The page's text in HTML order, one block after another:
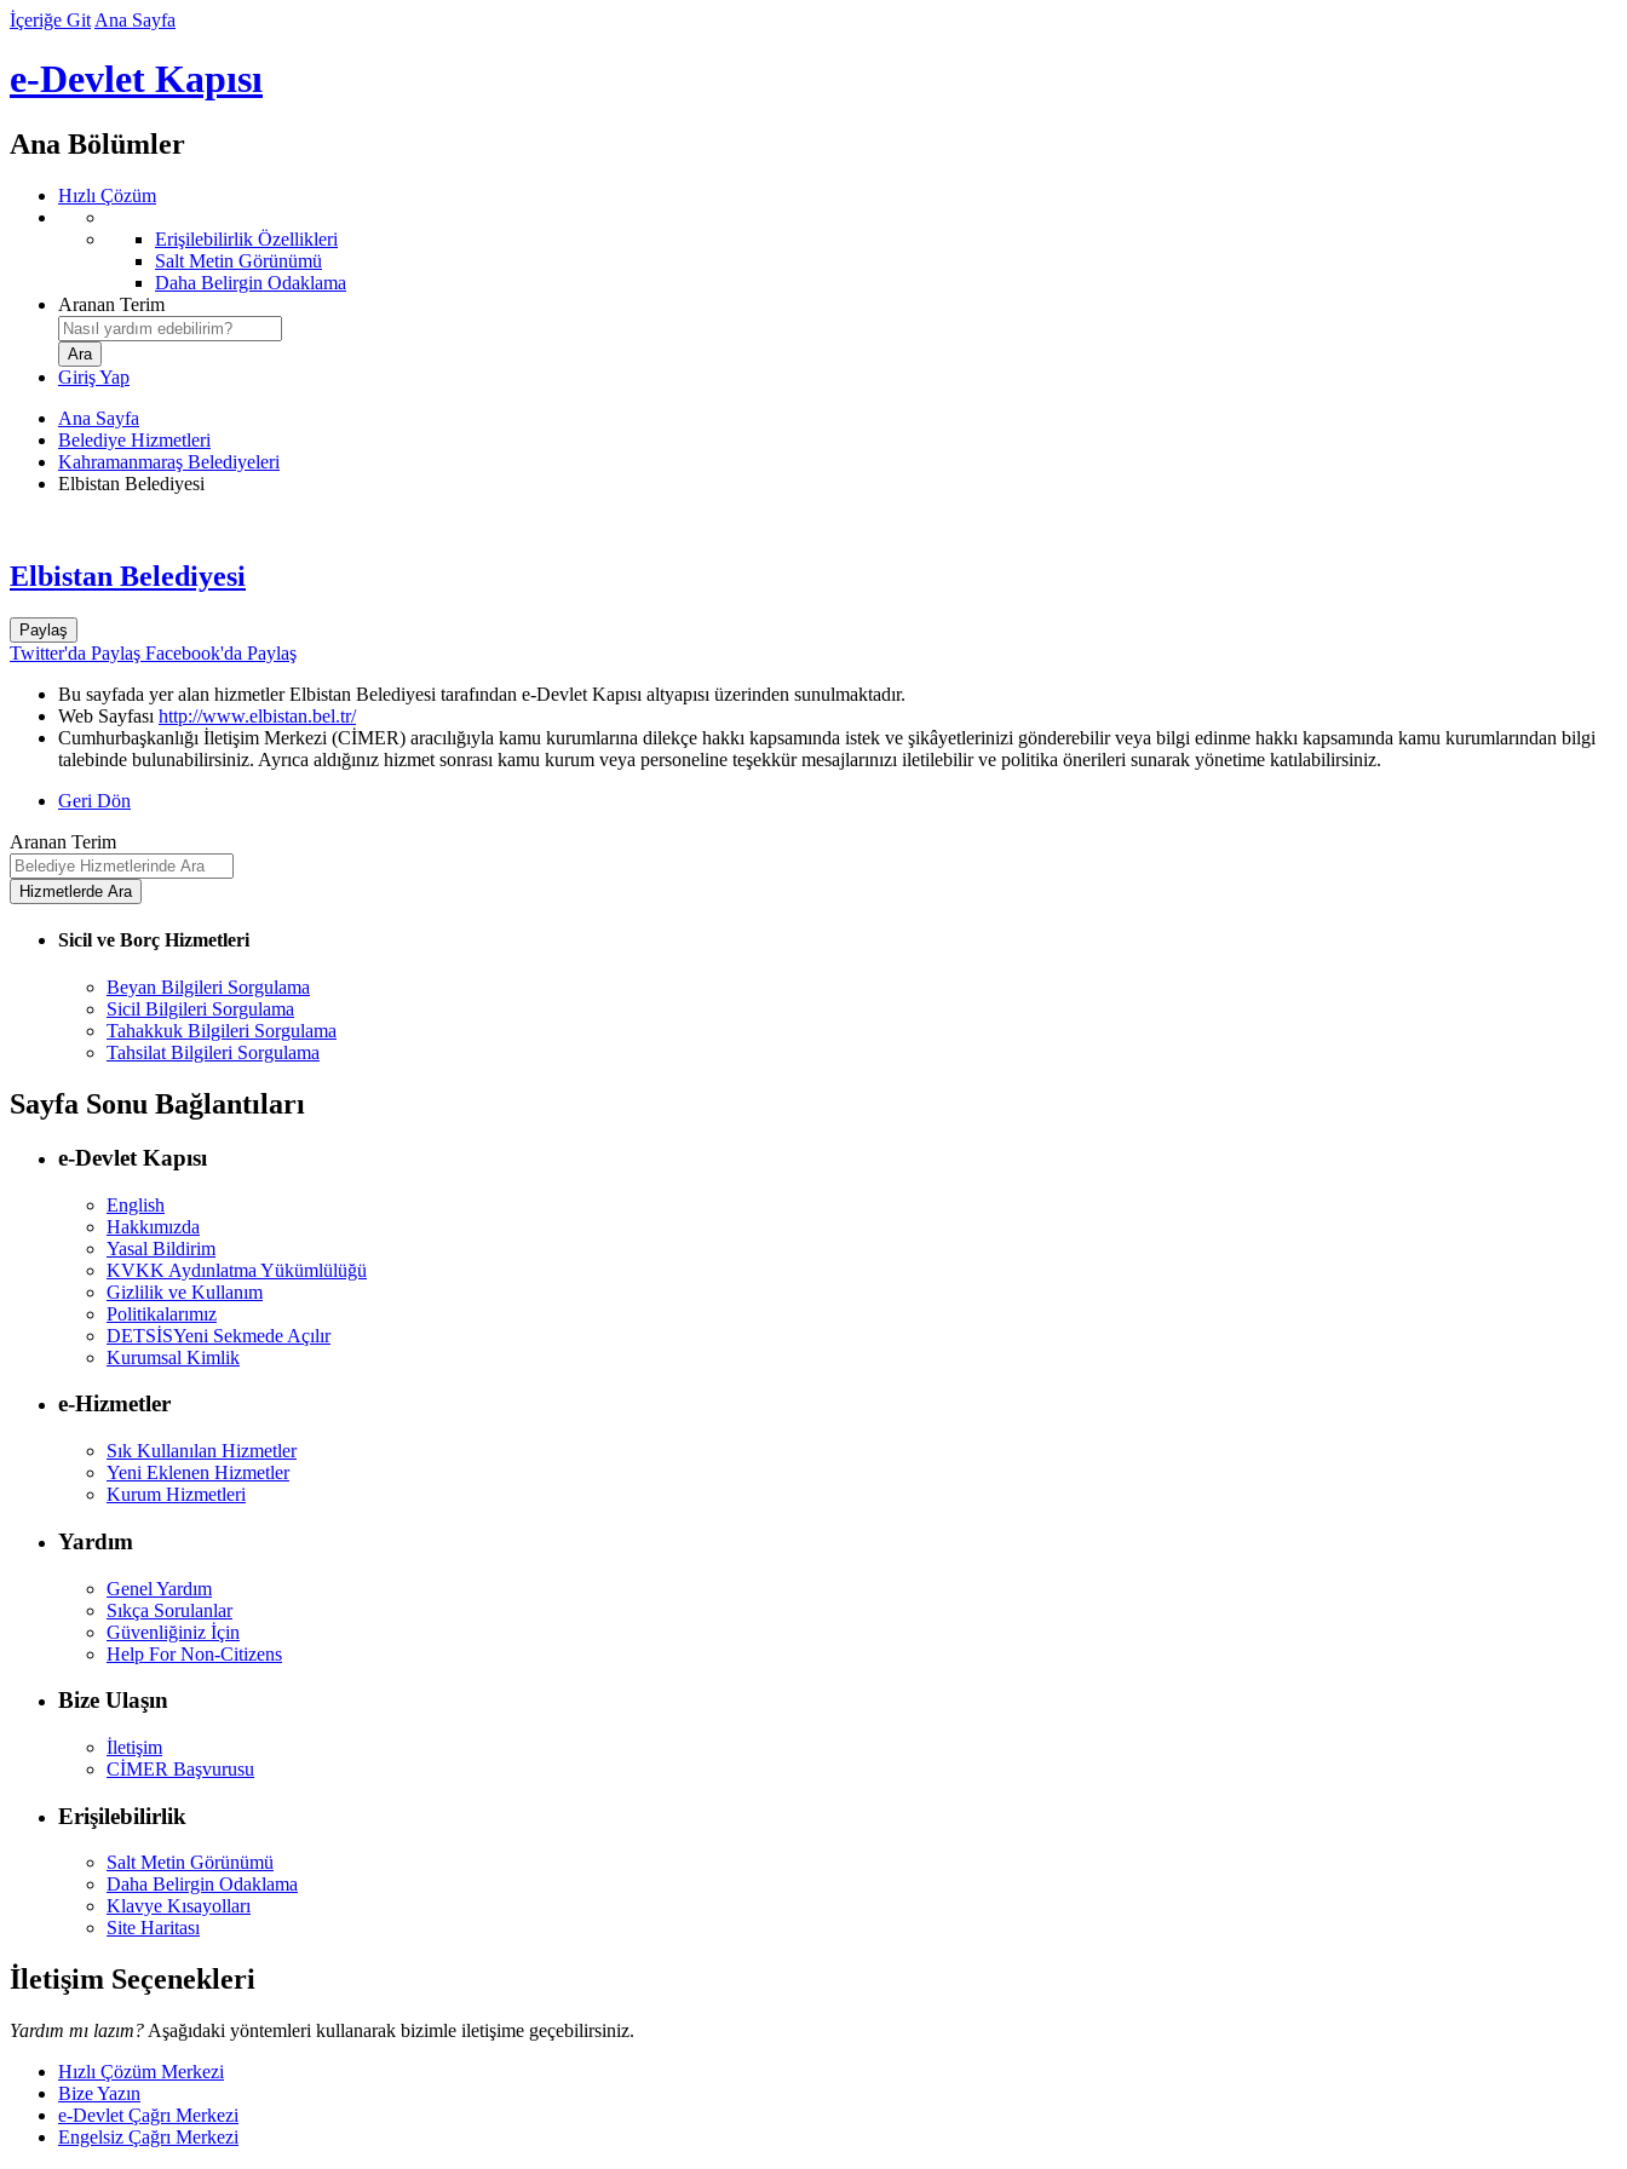
İçeriğe Git Ana Sayfa
e-Devlet Kapısı
Ana Bölümler
Hızlı Çözüm
Erişilebilirlik Özellikleri
Salt Metin Görünümü
Daha Belirgin Odaklama
Aranan Terim
Giriş Yap
Ana Sayfa
Belediye Hizmetleri
Kahramanmaraş Belediyeleri
Elbistan Belediyesi
Elbistan Belediyesi
Paylaş
Twitter'da Paylaş Facebook'da Paylaş
Bu sayfada yer alan hizmetler Elbistan Belediyesi tarafından e-Devlet Kapısı altyapısı üzerinden sunulmaktadır.
Web Sayfası http://www.elbistan.bel.tr/
Cumhurbaşkanlığı İletişim Merkezi (CİMER) aracılığıyla kamu kurumlarına dilekçe hakkı kapsamında istek ve şikâyetlerinizi gönderebilir veya bilgi edinme hakkı kapsamında kamu kurumlarından bilgi
talebinde bulunabilirsiniz. Ayrıca aldığınız hizmet sonrası kamu kurum veya personeline teşekkür mesajlarınızı iletilebilir ve politika önerileri sunarak yönetime katılabilirsiniz.
Geri Dön
Aranan Terim
Sicil ve Borç Hizmetleri
Beyan Bilgileri Sorgulama
Sicil Bilgileri Sorgulama
Tahakkuk Bilgileri Sorgulama
Tahsilat Bilgileri Sorgulama
Sayfa Sonu Bağlantıları
e-Devlet Kapısı
English
Hakkımızda
Yasal Bildirim
KVKK Aydınlatma Yükümlülüğü
Gizlilik ve Kullanım
Politikalarımız
DETSİSYeni Sekmede Açılır
Kurumsal Kimlik
e-Hizmetler
Sık Kullanılan Hizmetler
Yeni Eklenen Hizmetler
Kurum Hizmetleri
Yardım
Genel Yardım
Sıkça Sorulanlar
Güvenliğiniz İçin
Help For Non-Citizens
Bize Ulaşın
İletişim
CİMER Başvurusu
Erişilebilirlik
Salt Metin Görünümü
Daha Belirgin Odaklama
Klavye Kısayolları
Site Haritası
İletişim Seçenekleri
Yardım mı lazım? Aşağıdaki yöntemleri kullanarak bizimle iletişime geçebilirsiniz.
Hızlı Çözüm Merkezi
Bize Yazın
e-Devlet Çağrı Merkezi
Engelsiz Çağrı Merkezi